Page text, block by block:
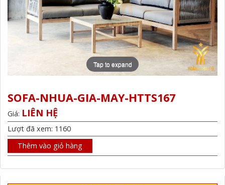
Tap to expand
SOFA-NHUA-GIA-MAY-HTTS167
Giá: LIÊN HỆ
Lượt đã xem: 1160
Thêm vào giỏ hàng